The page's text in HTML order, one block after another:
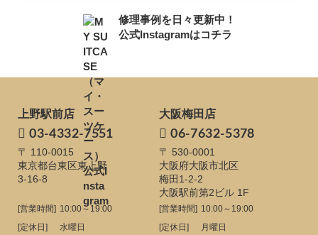
修理事例を日々更新中！
公式Instagramはコチラ
上野駅前店
03-4332-7551
〒 110-0015
東京都台東区東上野
3-16-8
[営業時間] 10:00～19:00
[定休日]
水曜日
大阪梅田店
06-7632-5378
〒 530-0001
大阪府大阪市北区
梅田1-2-2
大阪駅前第2ビル 1F
[営業時間] 10:00～19:00
[定休日]
月曜日